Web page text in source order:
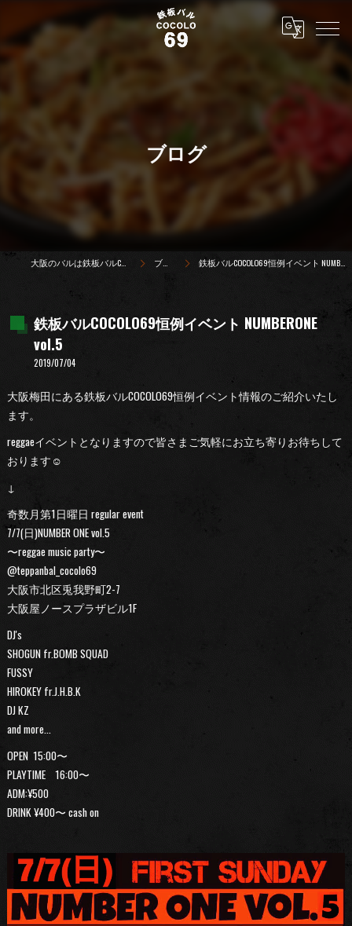
ブログ
大阪のバルは鉄板バルCOCOLO69 ブログ 鉄板バルCOCOLO69恒例イベント NUMBERONE vol.5
鉄板バルCOCOLO69恒例イベント NUMBERONE
vol.5
2019/07/04
大阪梅田にある鉄板バルCOCOLO69恒例イベント情報のご紹介いたし
ます。
reggaeイベントとなりますので皆さまご気軽にお立ち寄りお待ちして
おります☺︎
↓
奇数月第1日曜日 regular event
7/7(日)NUMBER ONE vol.5
〜reggae music party〜
@teppanbal_cocolo69
大阪市北区兎我野町2-7
大阪屋ノースプラザビル1F
DJ's
SHOGUN fr.BOMB SQUAD
FUSSY
HIROKEY fr.J.H.B.K
DJ KZ
and more…
OPEN 15:00〜
PLAYTIME 16:00〜
ADM:¥500
DRINK ¥400〜 cash on